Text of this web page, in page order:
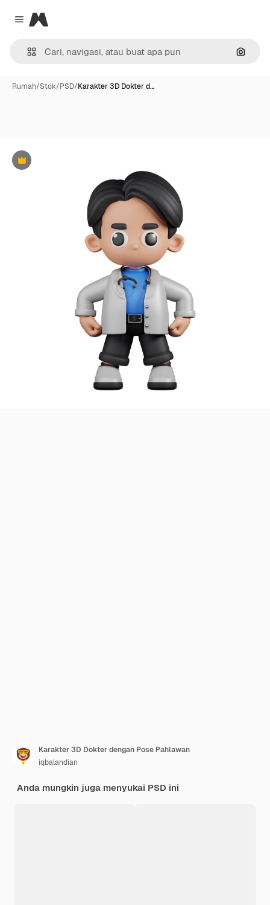
Close menu
Magnific
Rumah/Stok/PSD/Karakter 3D Dokter d…
Premium
Karakter 3D Dokter dengan Pose Pahlawan
iqbalandian
Anda mungkin juga menyukai PSD ini